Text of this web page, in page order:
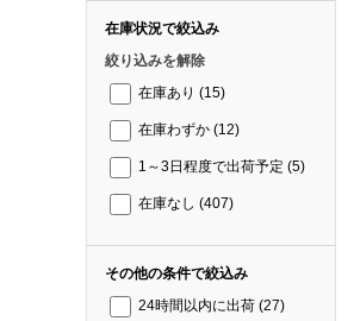
在庫状況で絞込み
絞り込みを解除
在庫あり (15)
在庫わずか (12)
1～3日程度で出荷予定 (5)
在庫なし (407)
その他の条件で絞込み
24時間以内に出荷 (27)